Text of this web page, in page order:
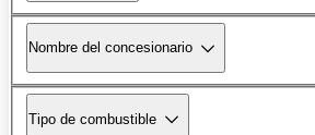
Nombre del concesionario
Tipo de combustible